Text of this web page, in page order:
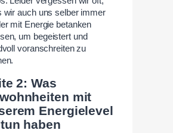
wir auch uns selber immer
mit Energie betanken
um begeistert und
voranschreiten zu
2: Was
mit
Energielevel
haben